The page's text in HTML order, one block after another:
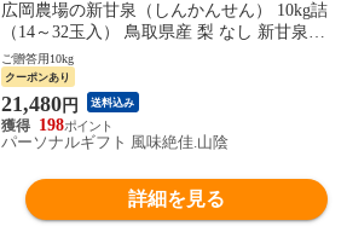
広岡農場の新甘泉（しんかんせん） 10kg詰
（14～32玉入） 鳥取県産 梨 なし 新甘泉梨
赤秀（ご贈答用） 送料無料（北海道・沖縄
を除く）
ご贈答用10kg
クーポンあり
21,480円 送料込み
198
パーソナルギフト 風味絶佳.山陰
詳細を見る